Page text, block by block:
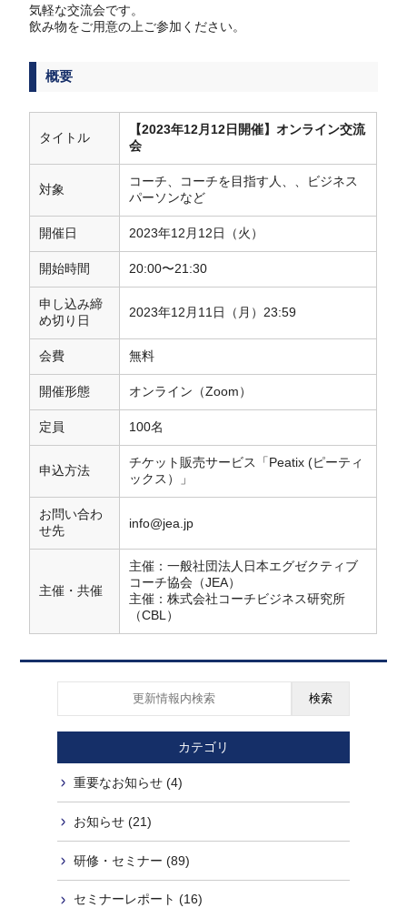
気軽な交流会です。
飲み物をご用意の上ご参加ください。
概要
タイトル
【2023年12月12日開催】オンライン交流
会
対象
コーチ、コーチを目指す人、、ビジネス
パーソンなど
開催日 2023年12月12日（火）
開始時間 20:00〜21:30
申し込み締
め切り日
2023年12月11日（月）23:59
会費 無料
開催形態 オンライン（Zoom）
定員 100名
申込方法
チケット販売サービス「Peatix (ピーティ
ックス）」
お問い合わ
せ先
info@jea.jp
主催・共催
主催：一般社団法人日本エグゼクティブ
コーチ協会（JEA）
主催：株式会社コーチビジネス研究所
（CBL）
検索
カテゴリ
重要なお知らせ (4)
お知らせ (21)
研修・セミナー (89)
セミナーレポート (16)